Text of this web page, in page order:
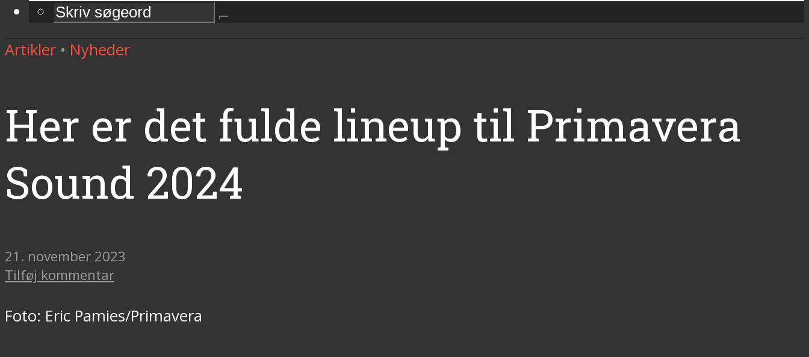
Artikler • Nyheder
Her er det fulde lineup til Primavera
Sound 2024
21. november 2023
Tilføj kommentar
Foto: Eric Pamies/Primavera